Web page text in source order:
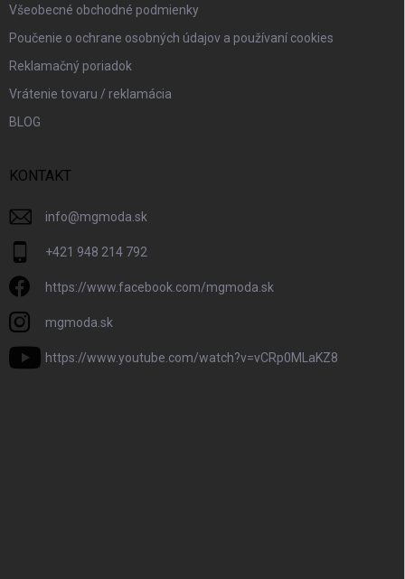
Všeobecné obchodné podmienky
Poučenie o ochrane osobných údajov a používaní cookies
Reklamačný poriadok
Vrátenie tovaru / reklamácia
BLOG
KONTAKT
info@mgmoda.sk
+421 948 214 792
https://www.facebook.com/mgmoda.sk
mgmoda.sk
https://www.youtube.com/watch?v=vCRp0MLaKZ8